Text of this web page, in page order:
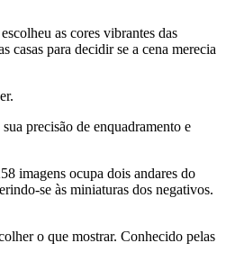
as cores vibrantes das
casas para decidir se a cena merecia
precisão de enquadramento e
imagens ocupa dois andares do
se às miniaturas dos negativos.
o que mostrar. Conhecido pelas